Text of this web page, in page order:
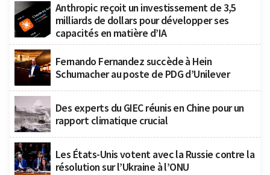
Anthropic reçoit un investissement de 3,5
milliards de dollars pour développer ses
capacités en matière d’IA
Fernando Fernandez succède à Hein
Schumacher au poste de PDG d’Unilever
Des experts du GIEC réunis en Chine pour un
rapport climatique crucial
Les États-Unis votent avec la Russie contre la
résolution sur l’Ukraine à l’ONU